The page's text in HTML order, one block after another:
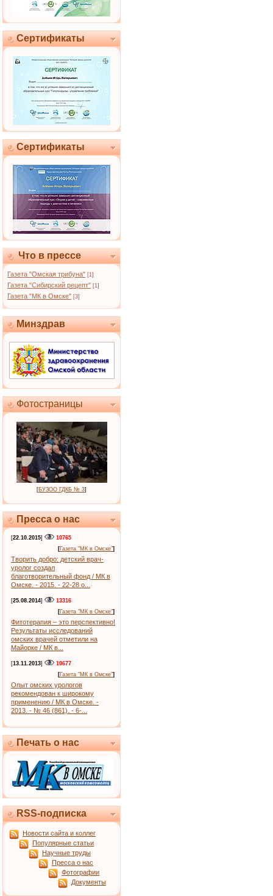
Сертификаты
Сертификаты
Что в прессе
Газета "Омская трибуна" [1]
Газета "Сибирский рецепт" [1]
Газета "МК в Омске" [3]
Минздрав
Фотостраницы
[БУЗОО ГДКБ № 3]
Пресса о нас
[22.10.2015]
10765
[Газета "МК в Омске"]
Творить добро: детский врач-
уролог создал
благотворительный фонд / МК в
Омске. - 2015. - 22-28 о...
[25.08.2014]
13316
[Газета "МК в Омске"]
Фитотерапия – это перспективно!
Результаты исследований
омских врачей отметили на
Майорке / МК в...
[13.11.2013]
10677
[Газета "МК в Омске"]
Опыт омских урологов
рекомендован к широкому
применению / МК в Омске. -
2013. - № 46 (861). - 6-...
Печать о нас
RSS-подписка
Новости сайта и коллег
Популярные статьи
Научные труды
Пресса о нас
Фотографии
Документы